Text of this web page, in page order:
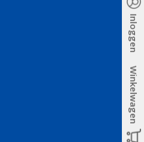
Inloggen
Winkelwagen